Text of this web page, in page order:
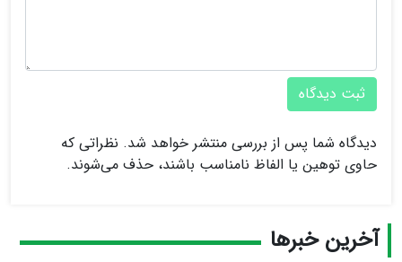
ثبت دیدگاه
دیدگاه شما پس از بررسی منتشر خواهد شد. نظراتی که
حاوی توهین یا الفاظ نامناسب باشند، حذف می‌شوند.
آخرین خبرها